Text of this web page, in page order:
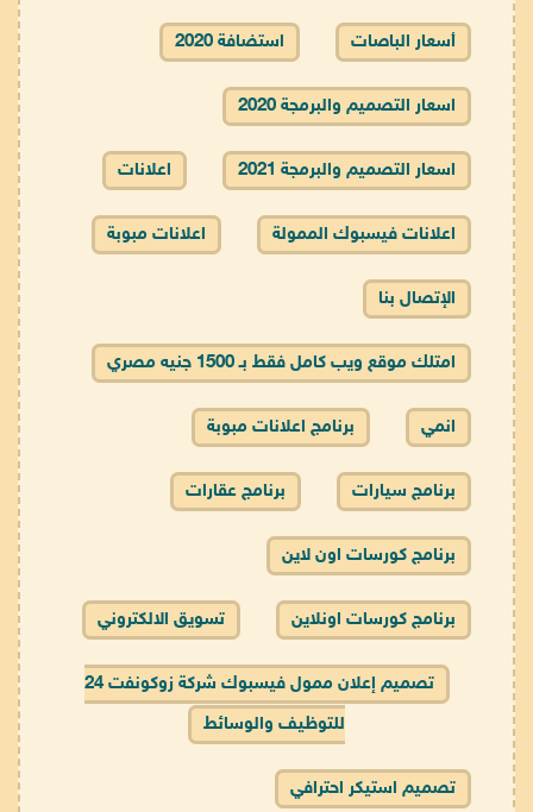
أسعار الباصات استضافة 2020
اسعار التصميم والبرمجة 2020
اسعار التصميم والبرمجة 2021 اعلانات
اعلانات فيسبوك الممولة اعلانات مبوبة
الإتصال بنا
امتلك موقع ويب كامل فقط بـ 1500 جنيه مصري
انمي برنامج اعلانات مبوبة
برنامج سيارات برنامج عقارات
برنامج كورسات اون لاين
برنامج كورسات اونلاين تسويق الالكتروني
تصميم إعلان ممول فيسبوك شركة زوكونفت 24
للتوظيف والوسائط
تصميم استيكر احترافي